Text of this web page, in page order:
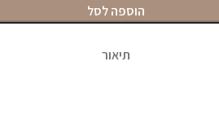
הוספה לסל
תיאור